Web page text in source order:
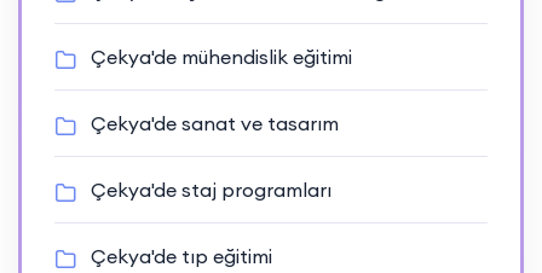
Çekya'de mühendislik eğitimi
Çekya'de sanat ve tasarım
Çekya'de staj programları
Çekya'de tıp eğitimi